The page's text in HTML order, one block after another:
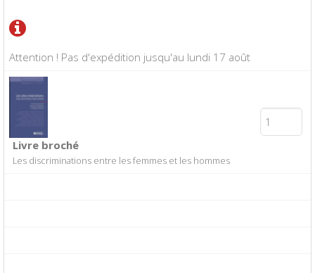
Attention ! Pas d'expédition jusqu'au lundi 17 août
Livre broché
Les discriminations entre les femmes et les hommes